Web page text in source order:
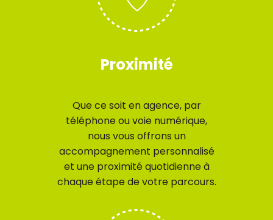
Proximité
Que ce soit en agence, par
téléphone ou voie numérique,
nous vous offrons un
accompagnement personnalisé
et une proximité quotidienne à
chaque étape de votre parcours.